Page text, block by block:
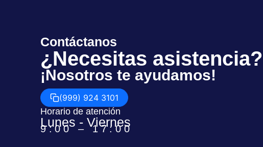
Contáctanos
¿Necesitas asistencia?
¡Nosotros te ayudamos!
(999) 924 3101
Horario de atención
Lunes - Viernes
9:00 – 17:00